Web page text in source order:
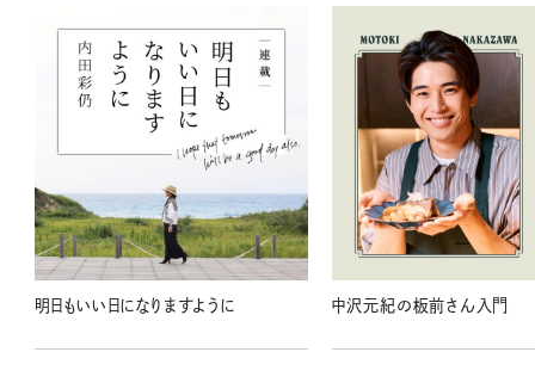
明日もいい日になりますように 中沢元紀の板前さん入門